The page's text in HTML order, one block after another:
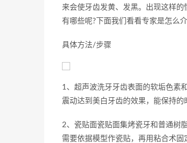
来会使牙齿发黄、发黑。出现这样
有哪些呢?下面我们看看专家是怎么介
具体方法/步骤
1、超声波洗牙牙齿表面的软垢色素
震动达到美白牙齿的效果，能保持
2、瓷贴面瓷贴面集烤瓷牙和普通树
需要依据模型作瓷贴，再用粘合术固